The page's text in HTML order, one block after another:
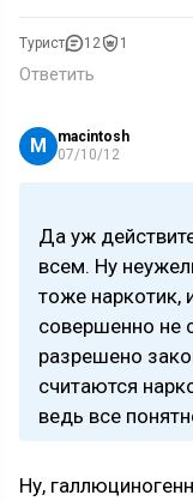
Турист 12 1
Ответить
M
macintosh
07/10/12
Да уж
всем. Ну
тоже наркотик,
совершенно не
разрешено
считаются
ведь все
Ну,